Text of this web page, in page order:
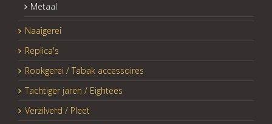
Metaal
Naaigerei
Replica's
Rookgerei / Tabak accessoires
Tachtiger jaren / Eightees
Verzilverd / Pleet